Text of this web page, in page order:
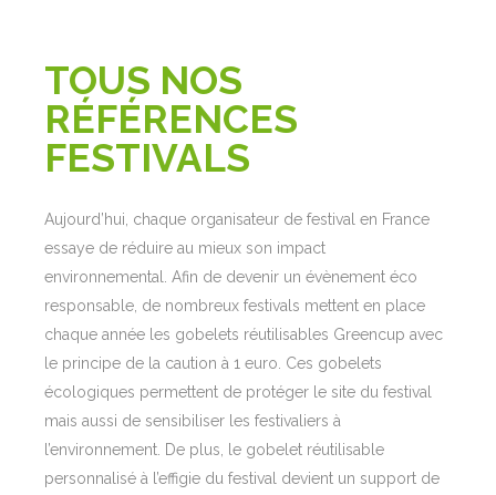
TOUS NOS
RÉFÉRENCES
FESTIVALS
Aujourd’hui, chaque organisateur de festival en France
essaye de réduire au mieux son impact
environnemental. Afin de devenir un évènement éco
responsable, de nombreux festivals mettent en place
chaque année les gobelets réutilisables Greencup avec
le principe de la caution à 1 euro. Ces gobelets
écologiques permettent de protéger le site du festival
mais aussi de sensibiliser les festivaliers à
l’environnement. De plus, le gobelet réutilisable
personnalisé à l’effigie du festival devient un support de